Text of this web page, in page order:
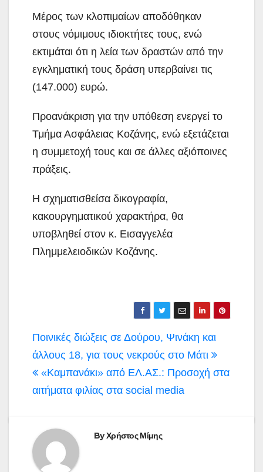
Μέρος των κλοπιμαίων αποδόθηκαν
στους νόμιμους ιδιοκτήτες τους, ενώ
εκτιμάται ότι η λεία των δραστών από την
εγκληματική τους δράση υπερβαίνει τις
(147.000) ευρώ.
Προανάκριση για την υπόθεση ενεργεί το
Τμήμα Ασφάλειας Κοζάνης, ενώ εξετάζεται
η συμμετοχή τους και σε άλλες αξιόποινες
πράξεις.
Η σχηματισθείσα δικογραφία,
κακουργηματικού χαρακτήρα, θα
υποβληθεί στον κ. Εισαγγελέα
Πλημμελειοδικών Κοζάνης.
Πλοήγηση
άρθρων
Ποινικές διώξεις σε Δούρου, Ψινάκη και
άλλους 18, για τους νεκρούς στο Μάτι
«Καμπανάκι» από ΕΛ.ΑΣ.: Προσοχή στα
αιτήματα φιλίας στα social media
ByΧρήστος Μίμης